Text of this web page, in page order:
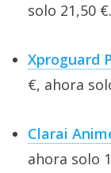
solo 21,50 €.
Xproguard
€, ahora
Clarai
ahora solo